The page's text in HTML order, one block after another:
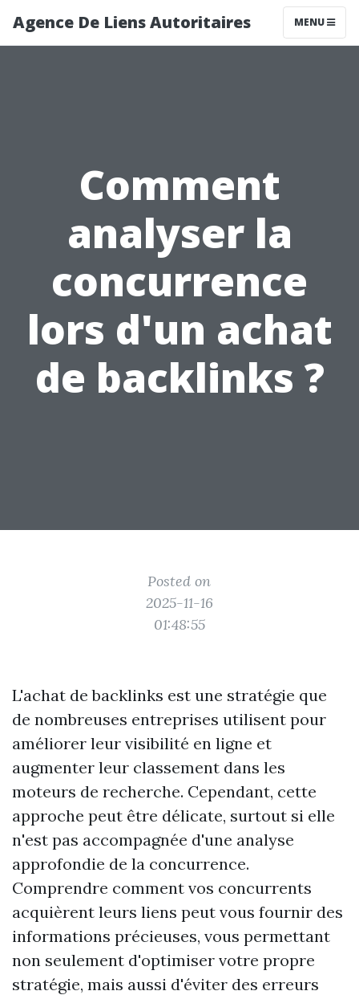
Agence De Liens Autoritaires MENU
Comment
analyser la
concurrence
lors d'un achat
de backlinks ?
Posted on
2025-11-16
01:48:55
L'achat de backlinks est une stratégie que
de nombreuses entreprises utilisent pour
améliorer leur visibilité en ligne et
augmenter leur classement dans les
moteurs de recherche. Cependant, cette
approche peut être délicate, surtout si elle
n'est pas accompagnée d'une analyse
approfondie de la concurrence.
Comprendre comment vos concurrents
acquièrent leurs liens peut vous fournir des
informations précieuses, vous permettant
non seulement d'optimiser votre propre
stratégie, mais aussi d'éviter des erreurs